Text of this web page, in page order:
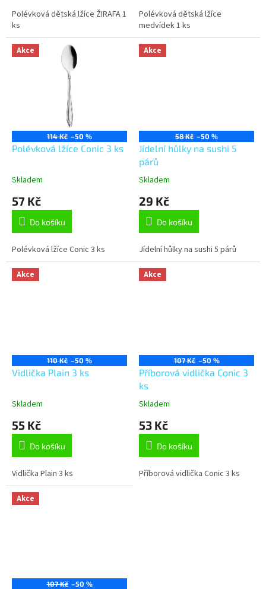
Polévková dětská lžíce ŽIRAFA 1
ks
Polévková dětská lžíce
medvídek 1 ks
Akce
114 Kč –50 %
Polévková lžíce Conic 3 ks
Skladem
57 Kč
Do košíku
Polévková lžíce Conic 3 ks
Akce
58 Kč –50 %
Jídelní hůlky na sushi 5
párů
Skladem
29 Kč
Do košíku
Jídelní hůlky na sushi 5 párů
Akce
110 Kč –50 %
Vidlička Plain 3 ks
Skladem
55 Kč
Do košíku
Vidlička Plain 3 ks
Akce
107 Kč –50 %
Příborová vidlička Conic 3
ks
Skladem
53 Kč
Do košíku
Příborová vidlička Conic 3 ks
Akce
107 Kč –50 %